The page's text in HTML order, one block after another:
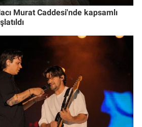
Murat Caddesi'nde kapsamlı